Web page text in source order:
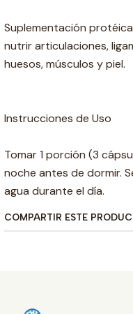
Suplementación
nutrir articulaciones,
huesos, músculos y piel.
Instrucciones de Uso
Tomar 1 porción (3
noche antes de dormir.
agua durante el día.
COMPARTIR ESTE